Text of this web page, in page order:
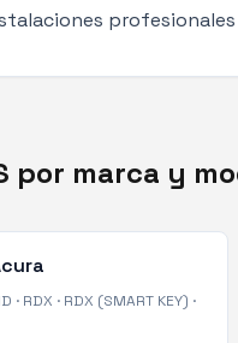
por marca y
· RDX · RDX (SMART KEY) ·